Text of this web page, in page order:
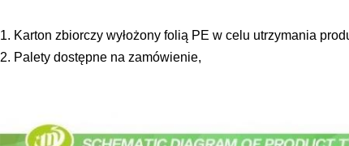
1. Karton zbiorczy wyłożony folią PE w celu utrzymania
2. Palety dostępne na zamówienie,